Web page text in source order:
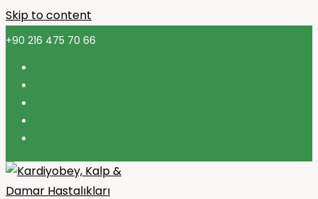
Skip to content
+90 216 475 70 66